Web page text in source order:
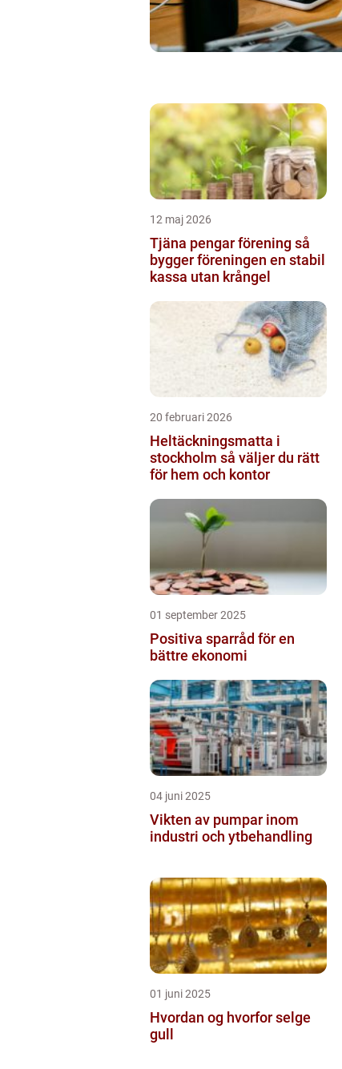
12 maj 2026
Tjäna pengar förening så
bygger föreningen en stabil
kassa utan krångel
20 februari 2026
Heltäckningsmatta i
stockholm så väljer du rätt
för hem och kontor
01 september 2025
Positiva sparråd för en
bättre ekonomi
04 juni 2025
Vikten av pumpar inom
industri och ytbehandling
01 juni 2025
Hvordan og hvorfor selge
gull